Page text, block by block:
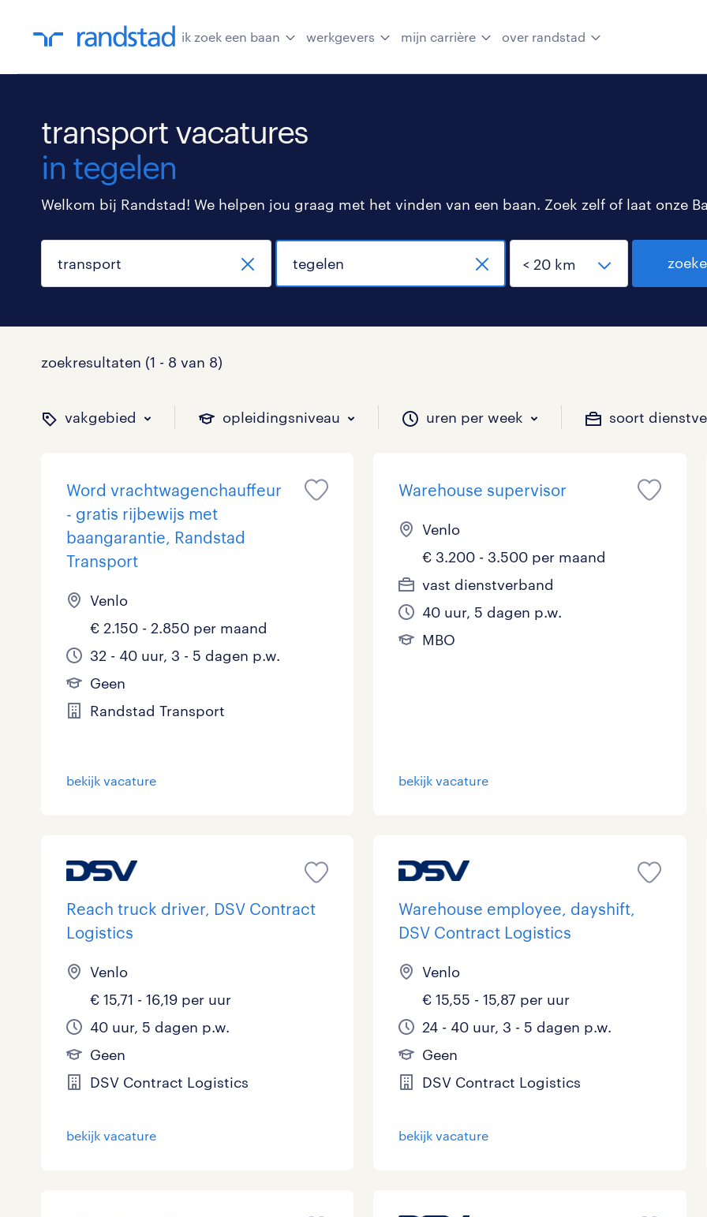
ik zoek een baan werkgevers mijn carrière over randstad
transport vacatures
in tegelen
Welkom bij Randstad! We helpen jou graag met het vinden van een baan. Zoek zelf of laat onze
zoekresultaten (1 - 8 van 8)
vakgebied opleidingsniveau uren per week soort
binnen welk vakgebied wil je werken?
Beveiliging 0
Chauffeurs 1
Engineering 1
ICT
Webcare Zorg / Verpleging
op welk niveau zoek je vacatures?
Geen 4
LBO, MAVO, VMBO 0
MBO, HAVO, VWO 0
VMBO/MAVO
hoeveel uren per week wil je werken?
9 - 16 uur 0
33 - 36 uur 0
welk soort dienstverband zou jij willen?
Tijdelijk 0
Word vrachtwagenchauffeur
- gratis rijbewijs met
baangarantie, Randstad
Transport
Venlo
€ 2.150 - 2.850 per maand
32 - 40 uur, 3 - 5 dagen p.w.
Geen
Randstad Transport
bekijk vacature
Warehouse supervisor
Venlo
€ 3.200 - 3.500 per maand
vast dienstverband
40 uur, 5 dagen p.w.
MBO
bekijk vacature
Reach truck driver, DSV Contract
Logistics
Venlo
€ 15,71 - 16,19 per uur
40 uur, 5 dagen p.w.
Geen
DSV Contract Logistics
bekijk vacature
Warehouse employee, dayshift,
DSV Contract Logistics
Venlo
€ 15,55 - 15,87 per uur
24 - 40 uur, 3 - 5 dagen p.w.
Geen
DSV Contract Logistics
bekijk vacature